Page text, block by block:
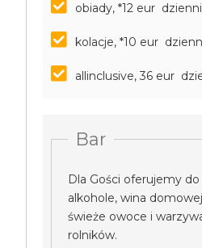
obiady, *12 eur
kolacje, *10 eur
allinclusive, 36 eur
Bar
Dla Gości oferujemy
alkohole, wina
świeże owoce i
rolników.